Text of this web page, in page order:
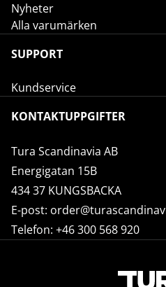
Nyheter
Alla varumärken
SUPPORT
Kundservice
KONTAKTUPPGIFTER
Tura Scandinavia AB
Energigatan 15B
434 37 KUNGSBACKA
E-post:
Telefon: +46 300 568 920